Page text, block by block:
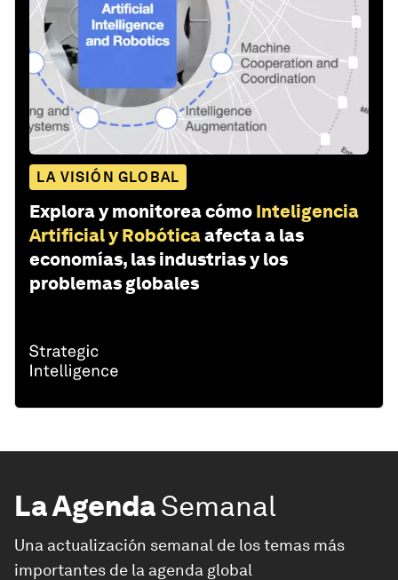
LA VISIÓN GLOBAL
Explora y monitorea cómo Inteligencia
Artificial y Robóticaafecta a las
economías, las industrias y los
problemas globales
La AgendaSemanal
Una actualización semanal de los temas más
importantes de la agenda global